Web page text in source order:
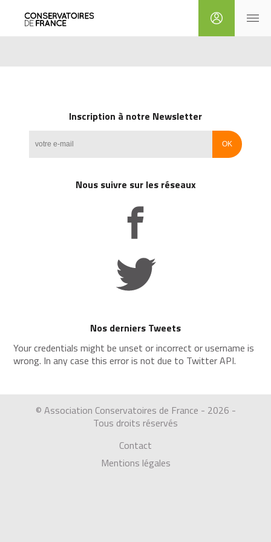
Inscription à notre Newsletter
Nous suivre sur les réseaux
Nos derniers Tweets
Your credentials might be unset or incorrect or username is
wrong. In any case this error is not due to Twitter API.
© Association Conservatoires de France - 2026 -
Tous droits réservés
Contact
Mentions légales